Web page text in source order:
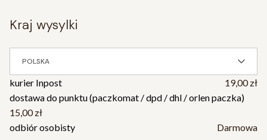
kraj wysylki
POLSKA
kurier Inpost
19,00 zł
dostawa do punktu (paczkomat / dpd / dhl / orlen paczka)
15,00 zł
odbiór osobisty
Darmowa